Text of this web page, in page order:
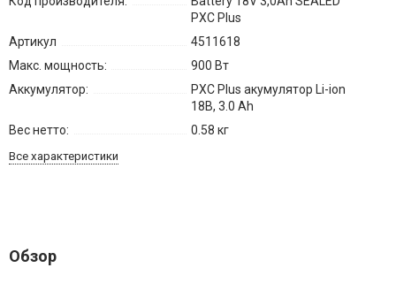
PXC Plus
Артикул
4511618
Макс. мощность:
900 Вт
Аккумулятор:
PXC Plus акумулятор Li-ion
18В, 3.0 Ah
Вес нетто:
0.58 кг
Все характеристики
Обзор